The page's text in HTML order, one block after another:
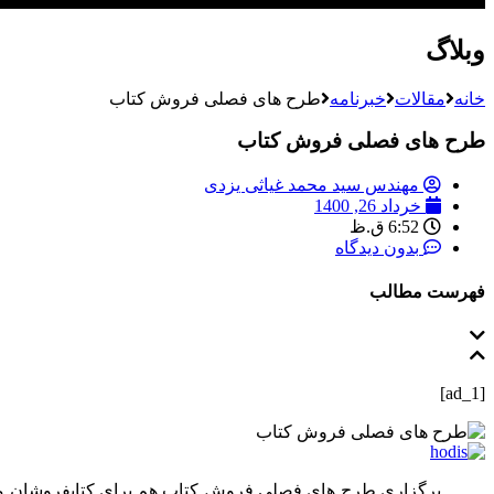
وبلاگ
خانه مقالات خبرنامه طرح های فصلی فروش کتاب
طرح های فصلی فروش کتاب
مهندس سید محمد غیاثی یزدی
خرداد 26, 1400
6:52 ق.ظ
بدون دیدگاه
فهرست مطالب
[ad_1]
برگزاری طرح های فصلی فروش کتاب هم برای کتابفروشان